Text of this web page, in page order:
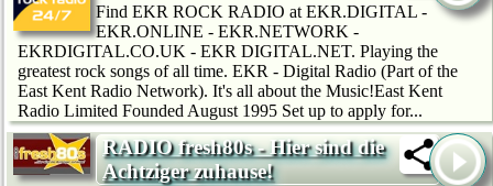
Find EKR ROCK RADIO at EKR.DIGITAL -
EKR.ONLINE - EKR.NETWORK -
EKRDIGITAL.CO.UK - EKR DIGITAL.NET. Playing the
greatest rock songs of all time. EKR - Digital Radio (Part of the
East Kent Radio Network). It's all about the Music!East Kent
Radio Limited Founded August 1995 Set up to apply for...
RADIO fresh80s - Hier sind die
Achtziger zuhause!